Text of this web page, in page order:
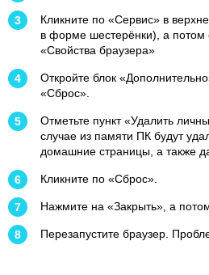
Кликните по «Сервис» в
в форме шестерёнки), а потом
«Свойства браузера»
Откройте блок
«Сброс».
Отметьте пункт «Удалить
случае из памяти ПК будут
домашние страницы, а также
Кликните по «Сброс».
Нажмите на «Закрыть», а
Перезапустите браузер.